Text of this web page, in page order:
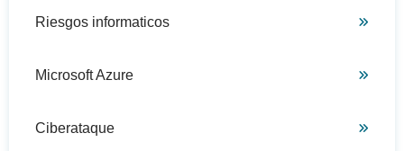
Riesgos informaticos
Microsoft Azure
Ciberataque